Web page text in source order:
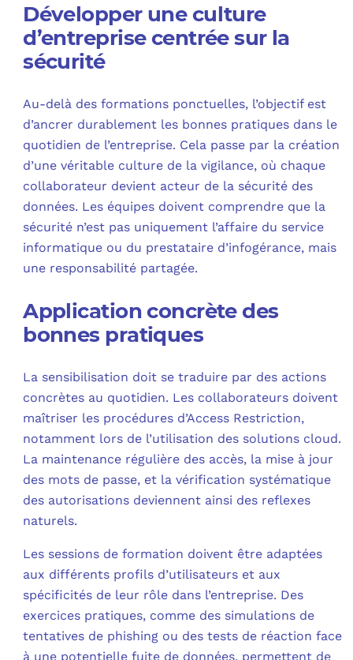
Développer une culture
d’entreprise centrée sur la
sécurité
Au-delà des formations ponctuelles, l’objectif est
d’ancrer durablement les bonnes pratiques dans le
quotidien de l’entreprise. Cela passe par la création
d’une véritable culture de la vigilance, où chaque
collaborateur devient acteur de la sécurité des
données. Les équipes doivent comprendre que la
sécurité n’est pas uniquement l’affaire du service
informatique ou du prestataire d’infogérance, mais
une responsabilité partagée.
Application concrète des
bonnes pratiques
La sensibilisation doit se traduire par des actions
concrètes au quotidien. Les collaborateurs doivent
maîtriser les procédures d’Access Restriction,
notamment lors de l’utilisation des solutions cloud.
La maintenance régulière des accès, la mise à jour
des mots de passe, et la vérification systématique
des autorisations deviennent ainsi des reflexes
naturels.
Les sessions de formation doivent être adaptées
aux différents profils d’utilisateurs et aux
spécificités de leur rôle dans l’entreprise. Des
exercices pratiques, comme des simulations de
tentatives de phishing ou des tests de réaction face
à une potentielle fuite de données, permettent de